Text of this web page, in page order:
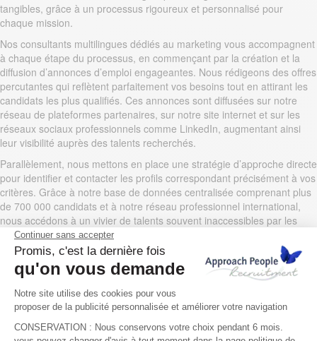
tangibles, grâce à un processus rigoureux et personnalisé pour
chaque mission.
Nos consultants multilingues dédiés au marketing vous accompagnent
à chaque étape du processus, en commençant par la création et la
diffusion d’annonces d’emploi engageantes. Nous rédigeons des offres
percutantes qui reflètent parfaitement vos besoins tout en attirant les
candidats les plus qualifiés. Ces annonces sont diffusées sur notre
réseau de plateformes partenaires, sur notre site internet et sur les
réseaux sociaux professionnels comme LinkedIn, augmentant ainsi
leur visibilité auprès des talents recherchés.
Parallèlement, nous mettons en place une stratégie d’approche directe
pour identifier et contacter les profils correspondant précisément à vos
critères. Grâce à notre base de données centralisée comprenant plus
de 700 000 candidats et à notre réseau professionnel international,
nous accédons à un vivier de talents souvent inaccessibles par les
canaux de recrutement traditionnels. Cette méthode proactive nous
permet d’identifier rapidement des professionnels qualifiés, qu’ils
soient en recherche active ou simplement à l’écoute d’opportunités.
La sélection des meilleurs candidats constitue le cœur de notre
expertise. Nos consultants spécialisés en marketing évaluent
minutieusement les compétences techniques des candidats (SEO,
SEA, copywriting, analyse de données, etc.) ainsi que leurs qualités